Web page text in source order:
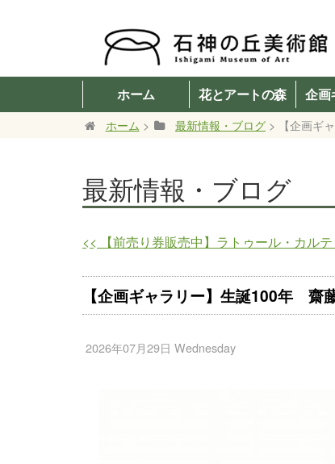
ホーム 花とアートの森 企画
ホーム > 最新情報・ブログ > 【企画ギ
最新情報・ブログ
<< 【前売り券販売中】ラトゥール・カル
【企画ギャラリー】生誕100年
2026年07月29日 Wednesday